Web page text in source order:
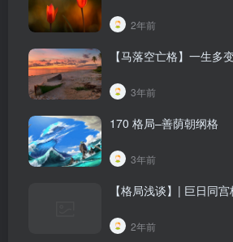
2年前
【马落空亡格】一生多
3年前
170 格局–善荫朝纲格
3年前
【格局浅谈】| 巨日同宫
2年前